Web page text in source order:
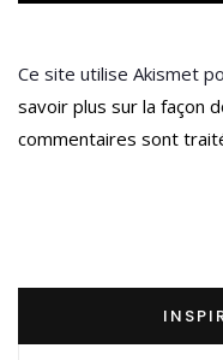
Ce site utilise Akismet
savoir plus sur la façon
commentaires sont